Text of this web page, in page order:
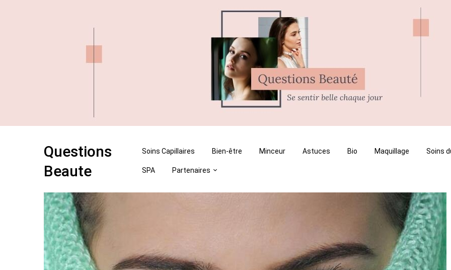
Questions
Beaute
Soins Capillaires Bien-être Minceur Astuces Bio Maquillage Soins
SPA Partenaires